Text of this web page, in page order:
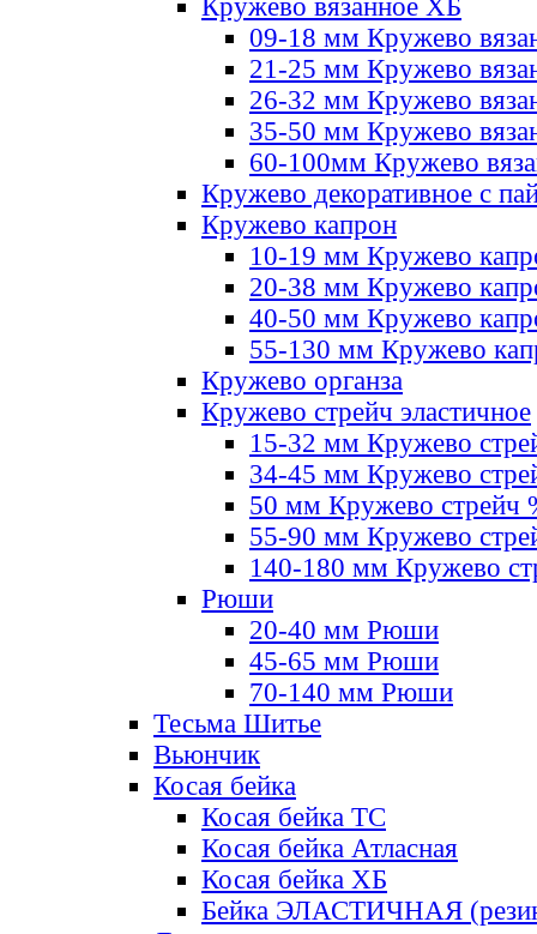
Кружево вязанное ХБ
09-18 мм Кружево
21-25 мм Кружево
26-32 мм Кружево
35-50 мм Кружево
60-100мм Кружево
Кружево декоративное с
Кружево капрон
10-19 мм Кружево
20-38 мм Кружево
40-50 мм Кружево
55-130 мм Кружево
Кружево органза
Кружево стрейч эластичное
15-32 мм Кружево
34-45 мм Кружево
50 мм Кружево стрейч
55-90 мм Кружево
140-180 мм Кружево
Рюши
20-40 мм Рюши
45-65 мм Рюши
70-140 мм Рюши
Тесьма Шитье
Вьюнчик
Косая бейка
Косая бейка ТС
Косая бейка Атласная
Косая бейка ХБ
Бейка ЭЛАСТИЧНАЯ